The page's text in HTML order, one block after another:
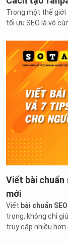
Trong một thế giới
tối ưu SEO là vô
Viết bài
mới
Viết bài chuẩn
trọng, không chỉ
truy cập nhiều hơn